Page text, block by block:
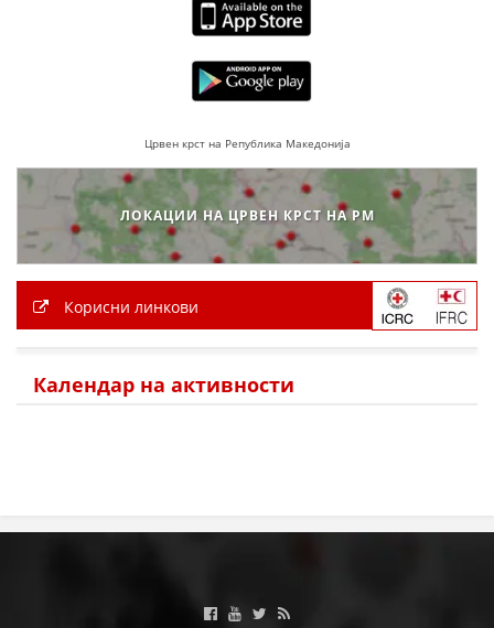
МЕЃУНАРОДНА СОРАБОТКА
ДОГОВОРИ
ЗДРАВСТВЕНО ПРЕВЕНТИВНА ДЕЈНОСТ
ПРВА ПОМОШ
КРВОДАРИТЕЛСТВО
Црвен крст на Република Македонија
ЛОКАЦИИ НА ЦРВЕН КРСТ НА РМ
Корисни линкови
Календар на активности